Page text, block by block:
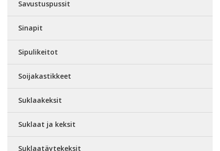
Savustuspussit
Sinapit
Sipulikeitot
Soijakastikkeet
Suklaakeksit
Suklaat ja keksit
Suklaatäytekeksit